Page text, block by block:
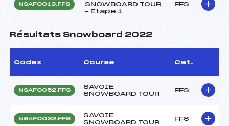
NSAF0013.FFS
SNOWBOARD TOUR
– Etape 1
FFS
Résultats Snowboard 2022
Codex Course Cat.
NSAF0052.FFS
SAVOIE
SNOWBOARD TOUR
FFS
NSAF0032.FFS
SAVOIE
SNOWBOARD TOUR
FFS